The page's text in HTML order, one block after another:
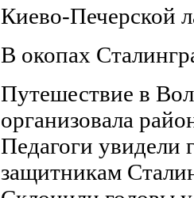
Киево-Печерской
В окопах
Путешествие в
организовала
Педагоги увидели
защитникам